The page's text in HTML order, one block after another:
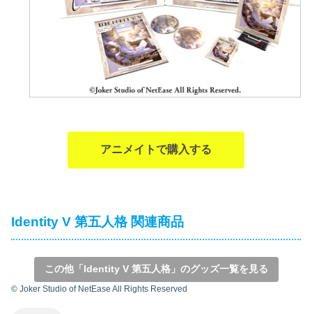
アニメイトで購入する
Identity V 第五人格 関連商品
この他「Identity V 第五人格」のグッズ一覧を見る
© Joker Studio of NetEase All Rights Reserved